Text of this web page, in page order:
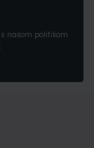
našom politikom